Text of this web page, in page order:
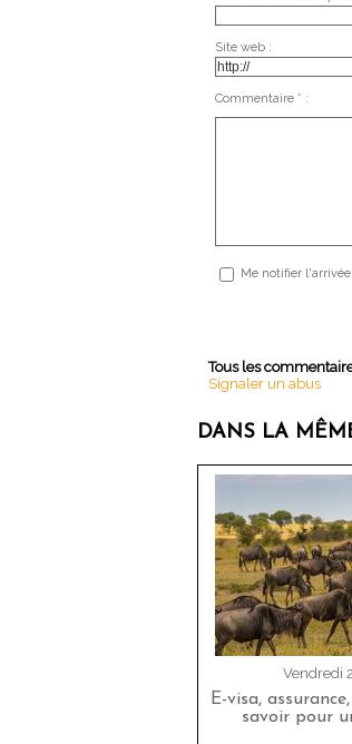
Site web :
Commentaire * :
Me notifier
Tous les
Signaler un abus
DANS LA
Vendredi
E-visa,
savoir pour